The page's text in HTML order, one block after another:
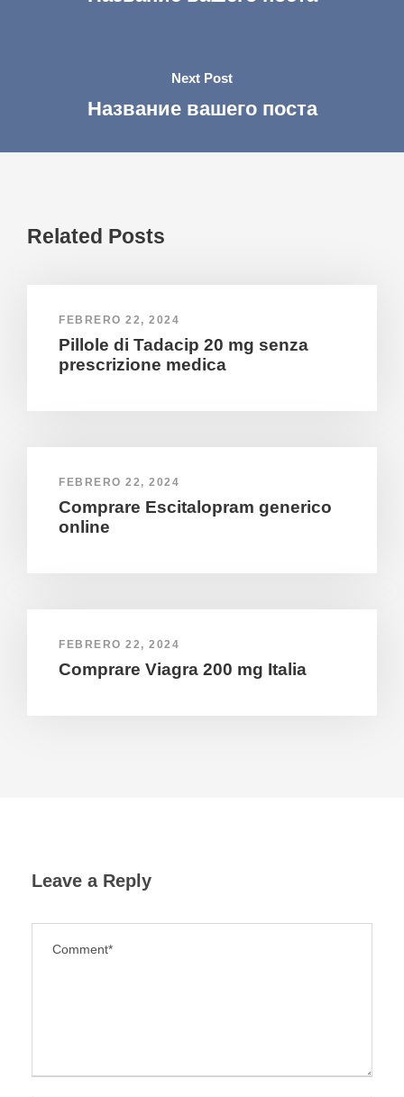
Next Post
Название вашего поста
Related Posts
FEBRERO 22, 2024
Pillole di Tadacip 20 mg senza
prescrizione medica
FEBRERO 22, 2024
Comprare Escitalopram generico
online
FEBRERO 22, 2024
Comprare Viagra 200 mg Italia
Leave a Reply